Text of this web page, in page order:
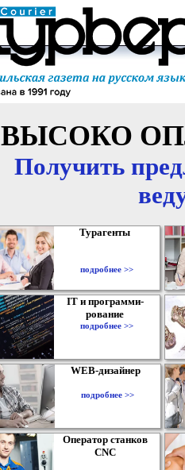
ВЫСОКО
Получить
Турагенты
подробнее >>
IT и программи-
рование
подробнее >>
WEB-дизайнер
подробнее >>
Оператор станков
CNC